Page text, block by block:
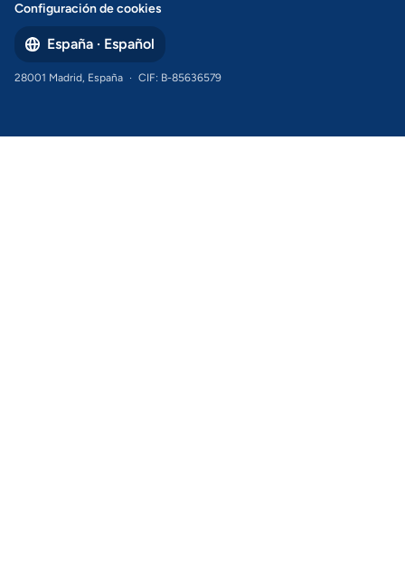
Configuración de cookies
España · Español
28001 Madrid, España · CIF: B-85636579